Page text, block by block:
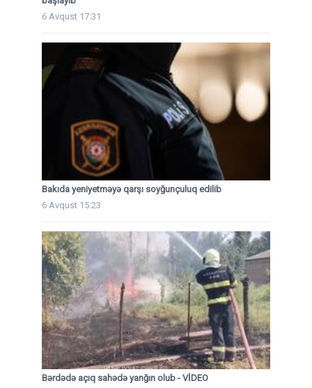
6 Avqust 17:31
Bakıda yeniyetməyə qarşı soyğunçuluq edilib
6 Avqust 15:23
Bərdədə açıq sahədə yanğın olub - VİDEO